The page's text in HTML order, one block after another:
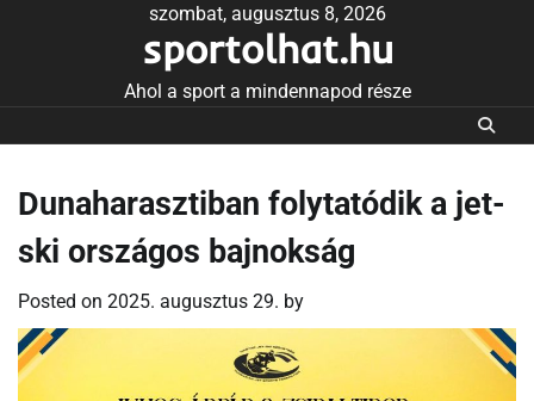
szombat, augusztus 8, 2026
sportolhat.hu
Ahol a sport a mindennapod része
Dunaharasztiban folytatódik a jet-
ski országos bajnokság
Posted on 2025. augusztus 29. by